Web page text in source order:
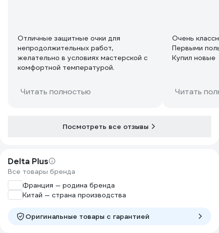
Отличные защитные очки для
непродолжительных работ,
желательно в условиях мастерской с
комфортной температурой.
Читать полностью
Очень
Первыми
Купил новые
Читать
Посмотреть все отзывы
Delta Plus
Все товары бренда
Франция — родина бренда
Китай — страна производства
Оригинальные товары c гарантией